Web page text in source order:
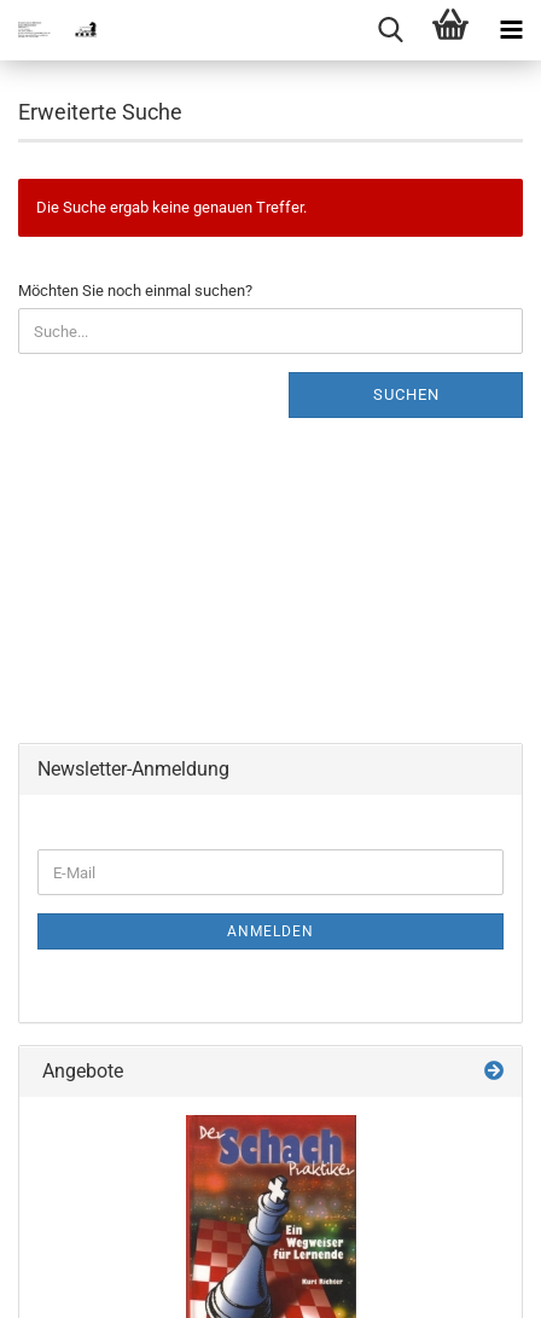
Erweiterte Suche
Die Suche ergab keine genauen Treffer.
MÖCHTEN
SIE
NOCH
EINMAL
Möchten Sie noch einmal suchen?
SUCHEN
Newsletter-Anmeldung
ZUR
E-
Mail
ANMELDEN
Angebote